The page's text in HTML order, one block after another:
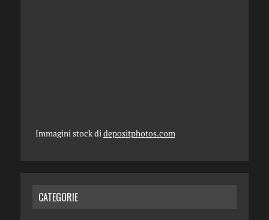
Immagini stock di depositphotos.com
CATEGORIE